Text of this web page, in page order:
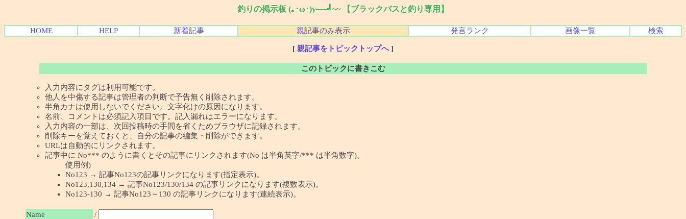
釣りの掲示板 (｡･ω･)y──┛~~ 【ブラックバスと釣り専用】
HOME HELP 新着記事 親記事のみ表示 発言ランク 画像一覧 検索
[ 親記事をトピックトップへ]
このトピックに書きこむ
入力内容にタグは利用可能です。
他人を中傷する記事は管理者の判断で予告無く削除されます。
半角カナは使用しないでください。文字化けの原因になります。
名前、コメントは必須記入項目です。記入漏れはエラーになります。
入力内容の一部は、次回投稿時の手間を省くためブラウザに記録されます。
削除キーを覚えておくと、自分の記事の編集・削除ができます。
URLは自動的にリンクされます。
記事中に No*** のように書くとその記事にリンクされます(No は半角英字/*** は半角数字)。
使用例)
No123 → 記事No123の記事リンクになります(指定表示)。
No123,130,134 → 記事No123/130/134 の記事リンクになります(複数表示)。
No123-130 → 記事No123～130 の記事リンクになります(連続表示)。
Name
/